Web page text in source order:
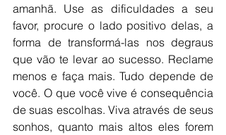
amanhã. Use as dificuldades a seu
favor, procure o lado positivo delas, a
forma de transformá-las nos degraus
que vão te levar ao sucesso. Reclame
menos e faça mais. Tudo depende de
você. O que você vive é consequência
de suas escolhas. Viva através de seus
sonhos, quanto mais altos eles forem